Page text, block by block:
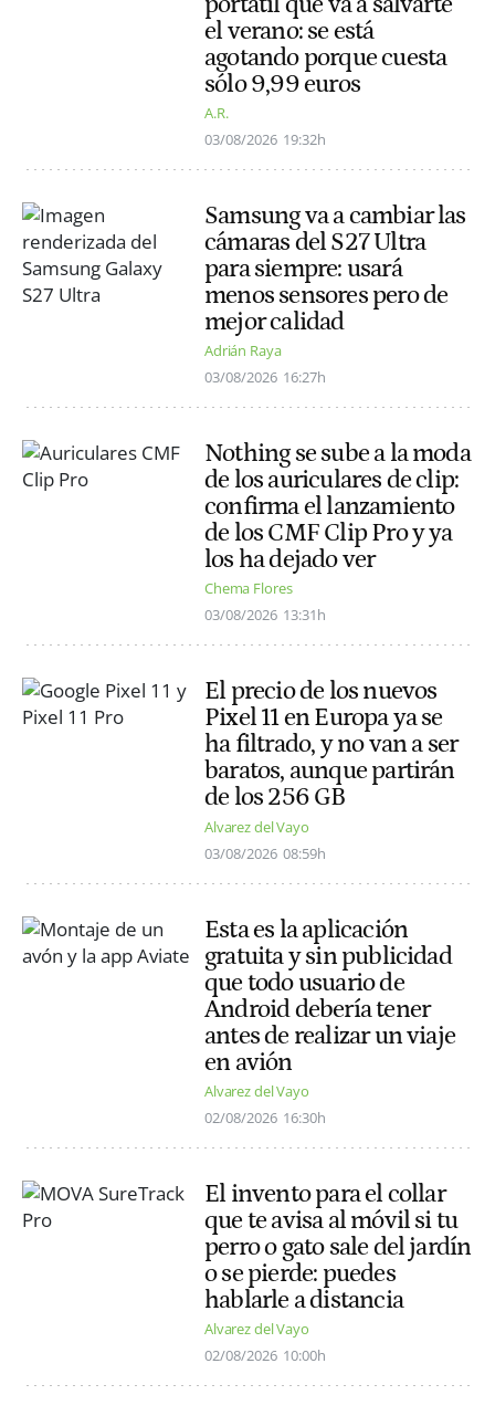
el verano: se está
agotando porque cuesta
sólo 9,99 euros
A.R.
03/08/2026 19:32h
Samsung va a cambiar las
cámaras del S27 Ultra
para siempre: usará
menos sensores pero de
mejor calidad
Adrián Raya
03/08/2026 16:27h
Nothing se sube a la moda
de los auriculares de clip:
confirma el lanzamiento
de los CMF Clip Pro y ya
los ha dejado ver
Chema Flores
03/08/2026 13:31h
El precio de los nuevos
Pixel 11 en Europa ya se
ha filtrado, y no van a ser
baratos, aunque partirán
de los 256 GB
Alvarez del Vayo
03/08/2026 08:59h
Esta es la aplicación
gratuita y sin publicidad
que todo usuario de
Android debería tener
antes de realizar un viaje
en avión
Alvarez del Vayo
02/08/2026 16:30h
El invento para el collar
que te avisa al móvil si tu
perro o gato sale del jardín
o se pierde: puedes
hablarle a distancia
Alvarez del Vayo
02/08/2026 10:00h